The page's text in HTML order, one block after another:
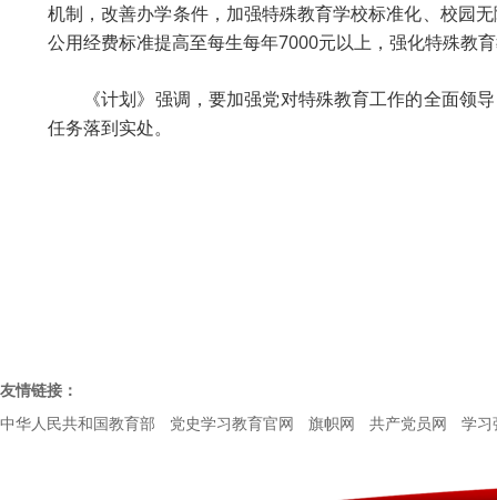
机制，改善办学条件，加强特殊教育学校标准化、校园
公用经费标准提高至每生每年7000元以上，强化特殊教
《计划》强调，要加强党对特殊教育工作的全面
任务落到实处。
友情链接：
中华人民共和国教育部
党史学习教育官网 旗帜网 共产党员网 学习